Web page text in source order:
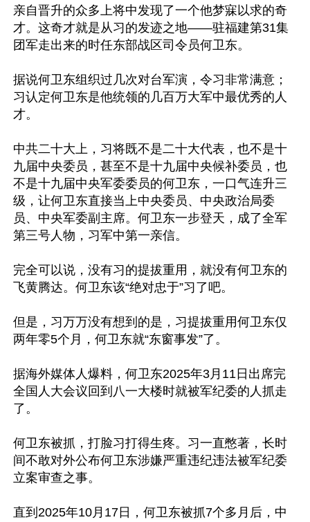
亲自晋升的众多上将中发现了一个他梦寐以求的奇
才。这奇才就是从习的发迹之地——驻福建第31集
团军走出来的时任东部战区司令员何卫东。
据说何卫东组织过几次对台军演，令习非常满意；
习认定何卫东是他统领的几百万大军中最优秀的人
才。
中共二十大上，习将既不是二十大代表，也不是十
九届中央委员，甚至不是十九届中央候补委员，也
不是十九届中央军委委员的何卫东，一口气连升三
级，让何卫东直接当上中央委员、中央政治局委
员、中央军委副主席。何卫东一步登天，成了全军
第三号人物，习军中第一亲信。
完全可以说，没有习的提拔重用，就没有何卫东的
飞黄腾达。何卫东该“绝对忠于”习了吧。
但是，习万万没有想到的是，习提拔重用何卫东仅
两年零5个月，何卫东就“东窗事发”了。
据海外媒体人爆料，何卫东2025年3月11日出席完
全国人大会议回到八一大楼时就被军纪委的人抓走
了。
何卫东被抓，打脸习打得生疼。习一直憋著，长时
间不敢对外公布何卫东涉嫌严重违纪违法被军纪委
立案审查之事。
直到2025年10月17日，何卫东被抓7个多月后，中